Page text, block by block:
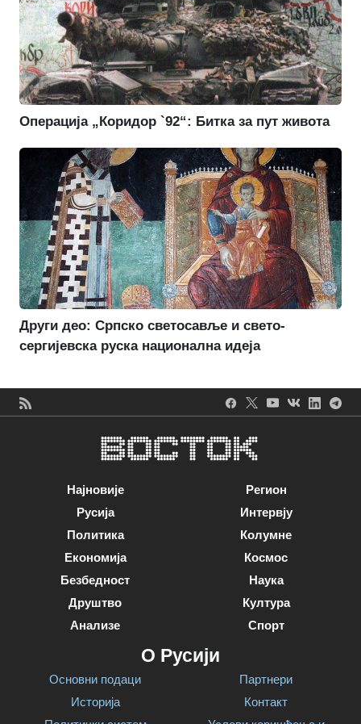
Операција „Коридор `92“: Битка за пут живота
Други део: Српско светосавље и свето-
сергијевска руска национална идеја
Најновије
Русија
Политика
Економија
Безбедност
Друштво
Анализе
Регион
Интервју
Колумне
Космос
Наука
Култура
Спорт
О Русији
Основни подаци
Историја
Партнери
Контакт